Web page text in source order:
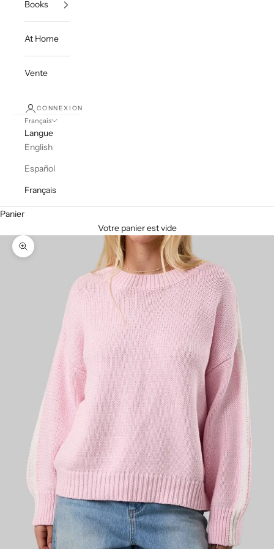
Books
At Home
Vente
CONNEXION
Français
Langue
English
Español
Français
Panier
Votre panier est vide
Zoomer sur l'image